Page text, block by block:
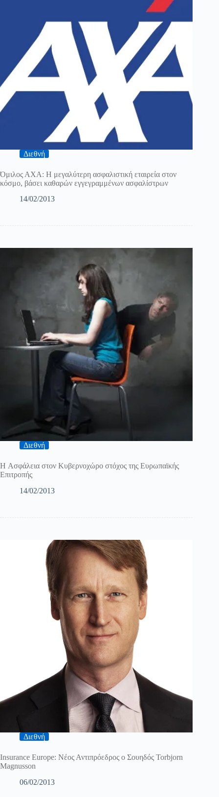
Διεθνή
Όμιλος ΑΧΑ: Η μεγαλύτερη ασφαλιστική εταιρεία στον
κόσμο, βάσει καθαρών εγγεγραμμένων ασφαλίστρων
14/02/2013
Διεθνή
H Ασφάλεια στον Κυβερνοχώρο στόχος της Ευρωπαϊκής
Επιτροπής
14/02/2013
Διεθνή
Insurance Europe: Νέος Αντιπρόεδρος ο Σουηδός Torbjorn
Magnusson
06/02/2013